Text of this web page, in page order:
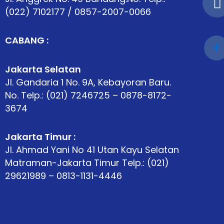
(022) 7102177 / 0857-2007-0066
CABANG :
Jakarta Selatan
Jl. Gandaria 1 No. 9A, Kebayoran Baru.
No. Telp.: (021) 7246725 – 0878-8172-
3674
Jakarta Timur :
Jl. Ahmad Yani No 41 Utan Kayu Selatan
Matraman-Jakarta Timur Telp.: (021)
29621989 – 0813-1131-4446
k
k
c
o